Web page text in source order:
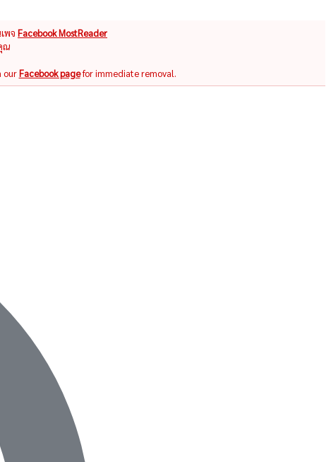
พจ Facebook MostReader
ณ
ourFacebook pagefor immediate removal.